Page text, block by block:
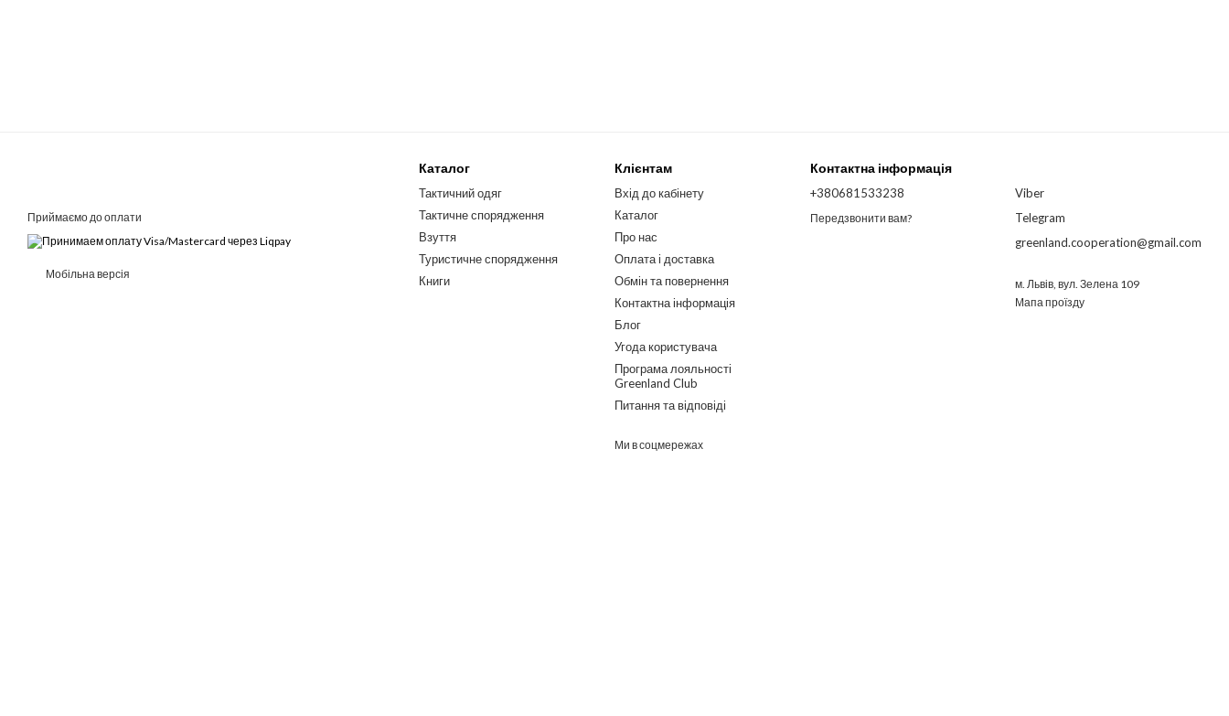
Приймаємо до оплати
Мобільна версія
Каталог
Тактичний одяг
Тактичне спорядження
Взуття
Туристичне спорядження
Книги
Клієнтам
Вхід до кабінету
Каталог
Про нас
Оплата і доставка
Обмін та повернення
Контактна інформація
Блог
Угода користувача
Програма лояльності
Greenland Club
Питання та відповіді
Ми в соцмережах
Контактна інформація
+380681533238
Передзвонити вам?
Viber
Telegram
greenland.cooperation@gmail.com
м. Львів, вул. Зелена 109
Мапа проїзду